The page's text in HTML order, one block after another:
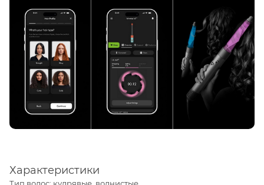
Характеристики